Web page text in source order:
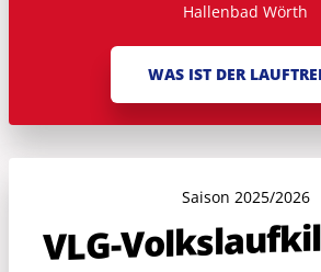
Hallenbad Wörth
WAS IST DER
Saison 2025/2026
VLG-